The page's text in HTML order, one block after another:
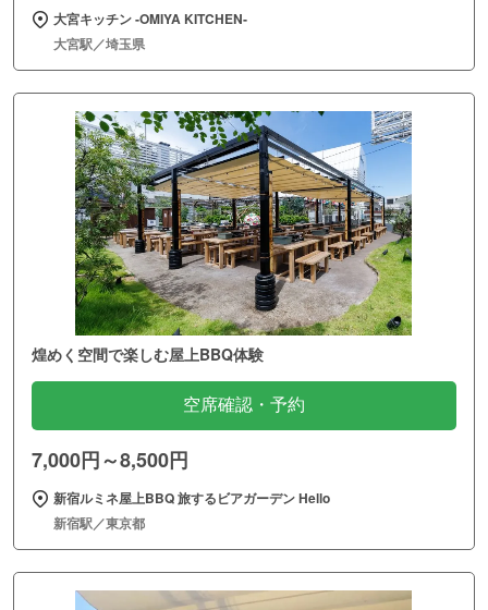
大宮キッチン ‐OMIYA KITCHEN‐
大宮駅／埼玉県
煌めく空間で楽しむ屋上BBQ体験
空席確認・予約
7,000円～8,500円
新宿ルミネ屋上BBQ 旅するビアガーデン Hello
新宿駅／東京都